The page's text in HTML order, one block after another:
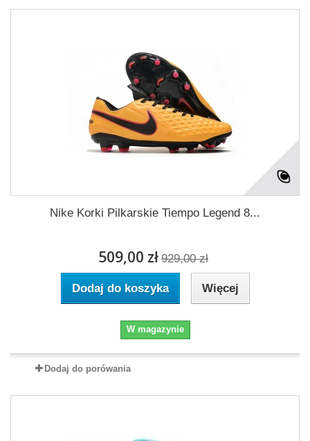
Nike Korki Pilkarskie Tiempo Legend 8...
509,00 zł 929,00 zł
Dodaj do koszyka Więcej
W magazynie
Dodaj do porówania